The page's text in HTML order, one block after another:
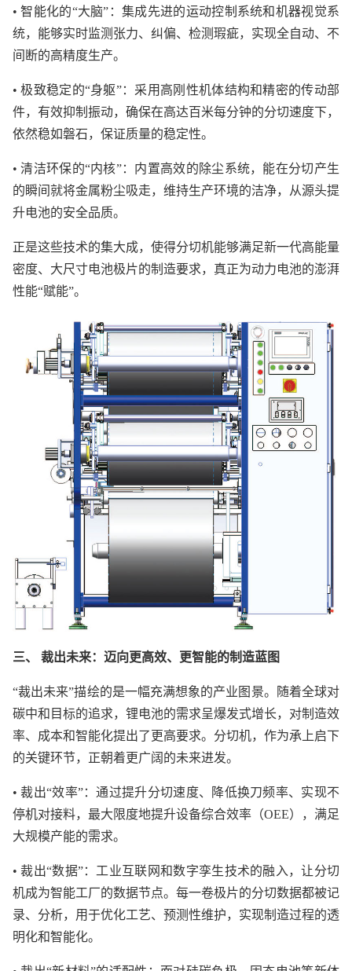
• 智能化的“大脑”：集成先进的运动控制系统和机器视觉系
统，能够实时监测张力、纠偏、检测瑕疵，实现全自动、不
间断的高精度生产。
• 极致稳定的“身躯”：采用高刚性机体结构和精密的传动部
件，有效抑制振动，确保在高达百米每分钟的分切速度下，
依然稳如磐石，保证质量的稳定性。
• 清洁环保的“内核”：内置高效的除尘系统，能在分切产生
的瞬间就将金属粉尘吸走，维持生产环境的洁净，从源头提
升电池的安全品质。
正是这些技术的集大成，使得分切机能够满足新一代高能量
密度、大尺寸电池极片的制造要求，真正为动力电池的澎湃
性能“赋能”。
三、 裁出未来：迈向更高效、更智能的制造蓝图
“裁出未来”描绘的是一幅充满想象的产业图景。随着全球对
碳中和目标的追求，锂电池的需求呈爆发式增长，对制造效
率、成本和智能化提出了更高要求。分切机，作为承上启下
的关键环节，正朝着更广阔的未来进发。
• 裁出“效率”：通过提升分切速度、降低换刀频率、实现不
停机对接料，最大限度地提升设备综合效率（OEE），满足
大规模产能的需求。
• 裁出“数据”：工业互联网和数字孪生技术的融入，让分切
机成为智能工厂的数据节点。每一卷极片的分切数据都被记
录、分析，用于优化工艺、预测性维护，实现制造过程的透
明化和智能化。